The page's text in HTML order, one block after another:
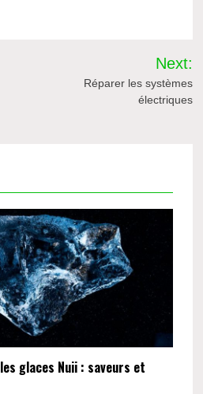
Next:
Réparer les systèmes
électriques
glaces Nuii : saveurs et